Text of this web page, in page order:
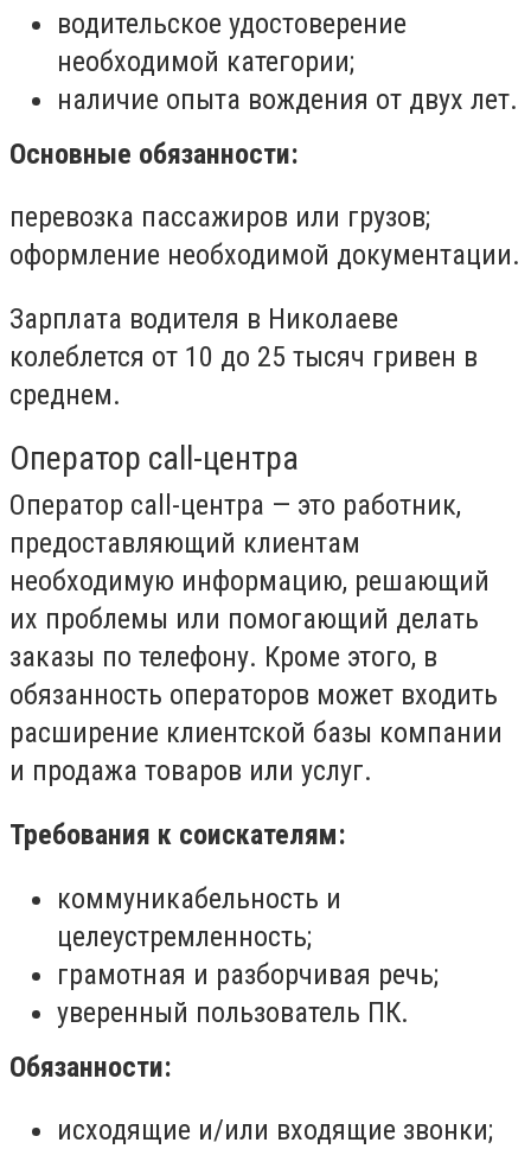
водительское удостоверение
необходимой категории;
наличие опыта вождения от двух лет.
Основные обязанности:
перевозка пассажиров или грузов;
оформление необходимой документации.
Зарплата водителя в Николаеве
колеблется от 10 до 25 тысяч гривен в
среднем.
Оператор call-центра
Оператор call-центра — это работник,
предоставляющий клиентам
необходимую информацию, решающий
их проблемы или помогающий делать
заказы по телефону. Кроме этого, в
обязанность операторов может входить
расширение клиентской базы компании
и продажа товаров или услуг.
Требования к соискателям:
коммуникабельность и
целеустремленность;
грамотная и разборчивая речь;
уверенный пользователь ПК.
Обязанности:
исходящие и/или входящие звонки;